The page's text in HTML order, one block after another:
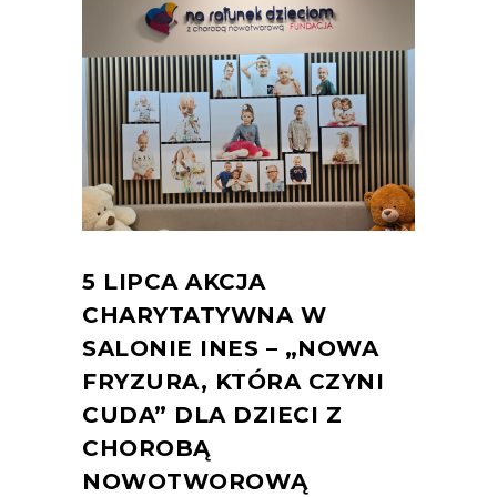
5 LIPCA AKCJA
CHARYTATYWNA W
SALONIE INES – „NOWA
FRYZURA, KTÓRA CZYNI
CUDA” DLA DZIECI Z
CHOROBĄ
NOWOTWOROWĄ